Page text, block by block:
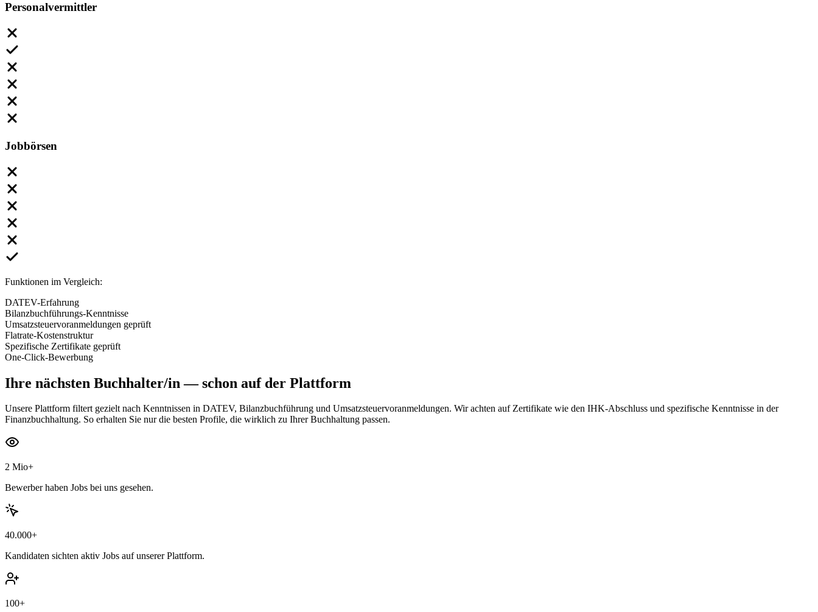
Personalvermittler
Jobbörsen
Funktionen im Vergleich:
DATEV-Erfahrung
Bilanzbuchführungs-Kenntnisse
Umsatzsteuervoranmeldungen geprüft
Flatrate-Kostenstruktur
Spezifische Zertifikate geprüft
One-Click-Bewerbung
Ihre nächsten Buchhalter/in — schon auf der Plattform
Unsere Plattform filtert gezielt nach Kenntnissen in DATEV, Bilanzbuchführung und Umsatzsteuervoranmeldungen. Wir achten auf Zertifikate wie den IHK-Abschluss und spezifische Kenntnisse in der
Finanzbuchhaltung. So erhalten Sie nur die besten Profile, die wirklich zu Ihrer Buchhaltung passen.
2 Mio+
Bewerber haben Jobs bei uns gesehen.
40.000+
Kandidaten sichten aktiv Jobs auf unserer Plattform.
100+